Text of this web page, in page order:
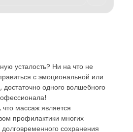
усталость? Ни на что не
с эмоциональной или
достаточно одного волшебного
что массаж является
профилактики многих
сохранения